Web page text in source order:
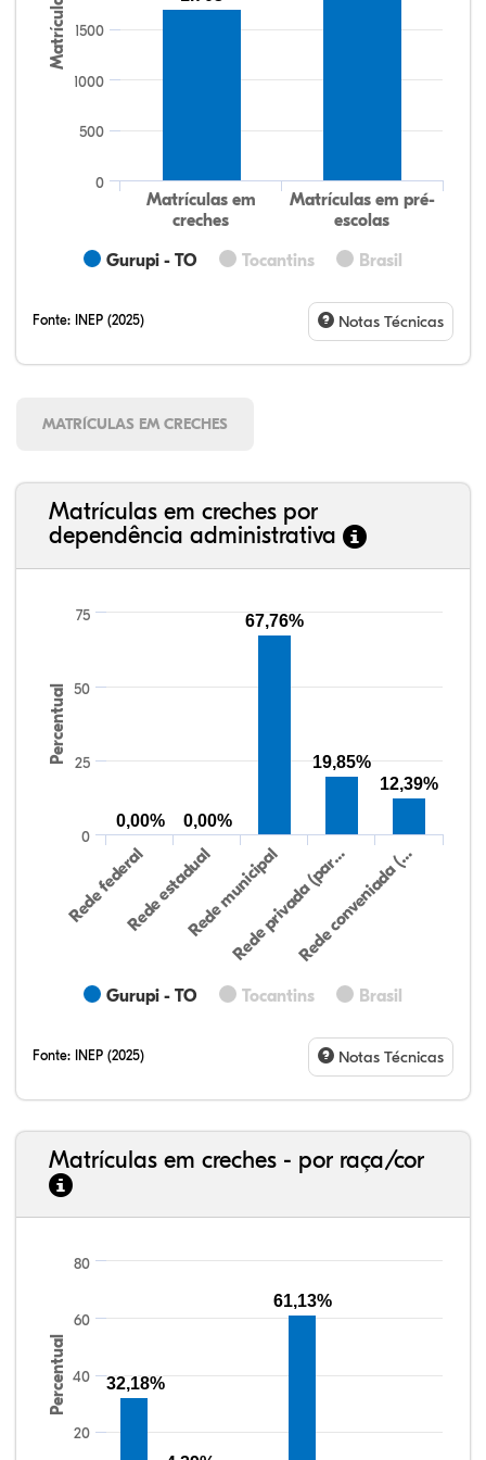
Matrículas
Gurupi - TO Tocantins Brasil
Matrículas em
creches
Matrículas em pré-
escolas
0
500
1000
1500
Fonte: INEP (2025) Notas Técnicas
MATRÍCULAS EM CRECHES
Matrículas em creches por
dependência administrativa
Percentual
Gurupi - TO Tocantins Brasil
Rede federalRede estadualRede municipal
Rede privada (par…Rede conveniada (…
0
25
50
75
0,00% 0,00%
67,76%
19,85%
12,39%
Fonte: INEP (2025) Notas Técnicas
Matrículas em creches - por raça/cor
Percentual
20
40
60
80
32,18%
61,13%
13,31%
9,88%
1,24%
73,07%
2,05%
0,45%
33,06%
7,95%
0,46%
55,81%
1,22%
1,50%